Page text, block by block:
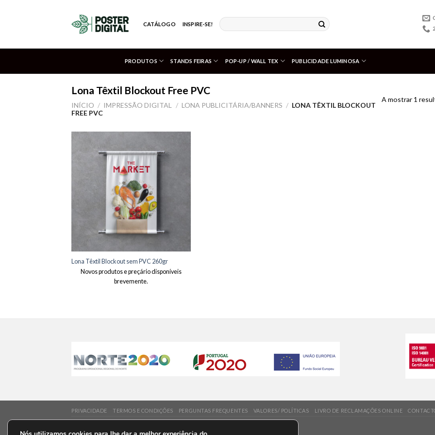
CATÁLOGO INSPIRE-SE!
PRODUTOS STANDS FEIRAS POP-UP / WALL TEX PUBLICIDADE LUMINOSA
Lona Têxtil Blockout Free PVC
INÍCIO / IMPRESSÃO DIGITAL / LONA PUBLICITÁRIA/BANNERS / LONA TÊXTIL BLOCKOUT
FREE PVC
A mostrar 1
Adicionar
Lona Têxtil Blockout sem PVC 260gr
Novos produtos e preçário disponíveis
brevemente.
PRIVACIDADE TERMOS E CONDIÇÕES PERGUNTAS FREQUENTES VALORES/ POLÍTICAS LIVRO DE RECLAMAÇÕES ONLINE